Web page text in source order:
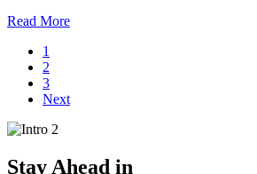
Read More
1
2
3
Next
Stay Ahead in